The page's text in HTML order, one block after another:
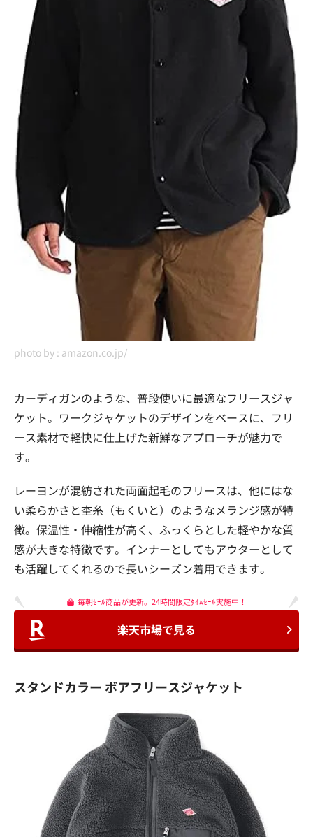
photo by : amazon.co.jp/
カーディガンのような、普段使いに最適なフリースジャ
ケット。ワークジャケットのデザインをベースに、フリ
ース素材で軽快に仕上げた新鮮なアプローチが魅力で
す。
レーヨンが混紡された両面起毛のフリースは、他にはな
い柔らかさと杢糸（もくいと）のようなメランジ感が特
徴。保温性・伸縮性が高く、ふっくらとした軽やかな質
感が大きな特徴です。インナーとしてもアウターとして
も活躍してくれるので長いシーズン着用できます。
毎朝ｾｰﾙ商品が更新。24時間限定ﾀｲﾑｾｰﾙ実施中！
楽天市場で見る
スタンドカラー ボアフリースジャケット